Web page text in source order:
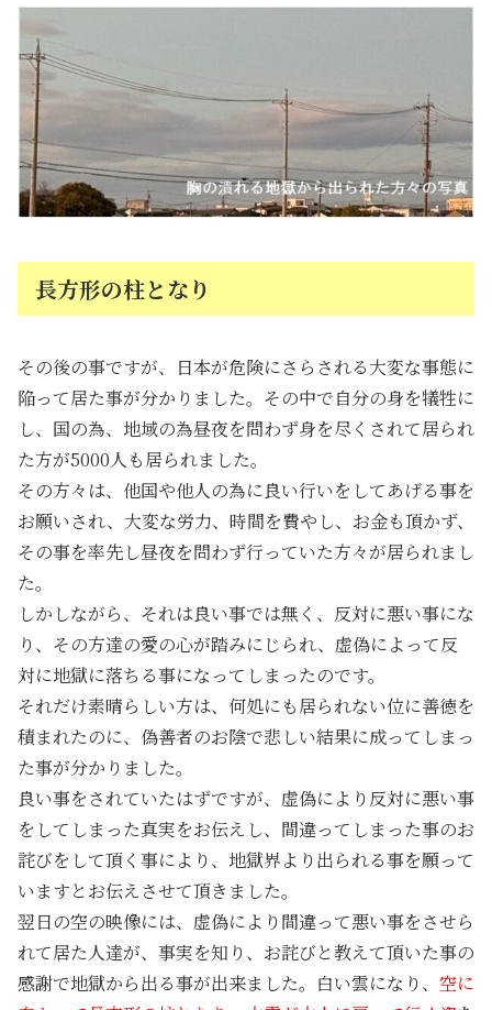
長方形の柱となり
その後の事ですが、日本が危険にさらされる大変な事態に
陥って居た事が分かりました。その中で自分の身を犠牲に
し、国の為、地域の為昼夜を問わず身を尽くされて居られ
た方が5000人も居られました。
その方々は、他国や他人の為に良い行いをしてあげる事を
お願いされ、大変な労力、時間を費やし、お金も頂かず、
その事を率先し昼夜を問わず行っていた方々が居られまし
た。
しかしながら、それは良い事では無く、反対に悪い事にな
り、その方達の愛の心が踏みにじられ、虚偽によって反
対に地獄に落ちる事になってしまったのです。
それだけ素晴らしい方は、何処にも居られない位に善徳を
積まれたのに、偽善者のお陰で悲しい結果に成ってしまっ
た事が分かりました。
良い事をされていたはずですが、虚偽により反対に悪い事
をしてしまった真実をお伝えし、間違ってしまった事のお
詫びをして頂く事により、地獄界より出られる事を願って
いますとお伝えさせて頂きました。
翌日の空の映像には、虚偽により間違って悪い事をさせら
れて居た人達が、事実を知り、お詫びと教えて頂いた事の
感謝で地獄から出る事が出来ました。白い雲になり、 空に